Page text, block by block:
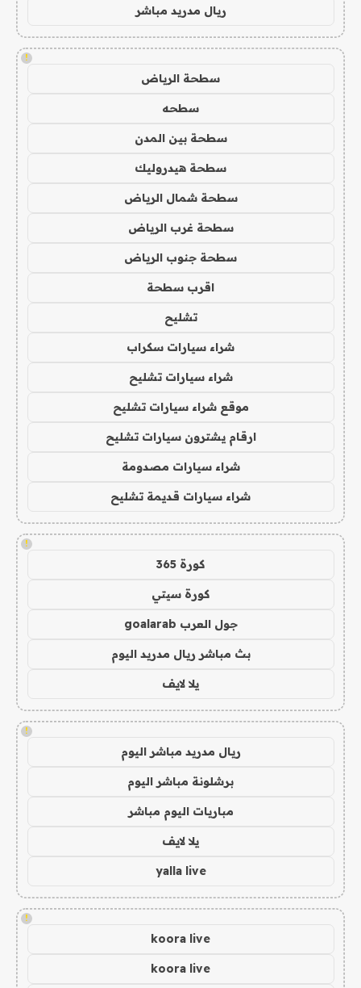
ريال مدريد مباشر
!
سطحة الرياض
سطحه
سطحة بين المدن
سطحة هيدروليك
سطحة شمال الرياض
سطحة غرب الرياض
سطحة جنوب الرياض
اقرب سطحة
تشليح
شراء سيارات سكراب
شراء سيارات تشليح
موقع شراء سيارات تشليح
ارقام يشترون سيارات تشليح
شراء سيارات مصدومة
شراء سيارات قديمة تشليح
!
كورة 365
كورة سيتي
جول العرب goalarab
بث مباشر ريال مدريد اليوم
يلا لايف
!
ريال مدريد مباشر اليوم
برشلونة مباشر اليوم
مباريات اليوم مباشر
يلا لايف
yalla live
!
koora live
koora live